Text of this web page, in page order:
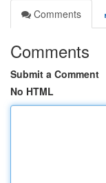
Comments
Comments
Submit a Comment
No HTML